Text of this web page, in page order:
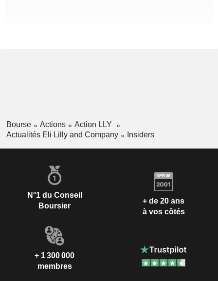
Bourse Actions
Action LLY
Actualités Eli Lilly and Company
Insiders
N°1 du Conseil
Boursier
+ de 20 ans
à vos côtés
+ 1 300 000
membres